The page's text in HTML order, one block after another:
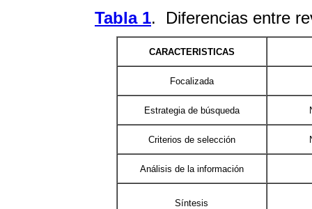
Tabla 1. Diferencias entre
CARACTERISTICAS
Focalizada
Estrategia de búsqueda
Criterios de selección
Análisis de la información
Síntesis